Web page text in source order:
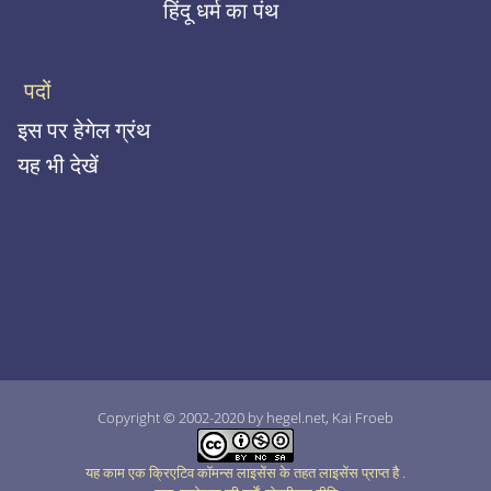
हिंदू धर्म का पंथ
पदों
इस पर हेगेल ग्रंथ
यह भी देखें
Copyright © 2002-2020 by hegel.net, Kai Froeb
यह काम एक क्रिएटिव कॉमन्स लाइसेंस के तहत लाइसेंस प्राप्त है.